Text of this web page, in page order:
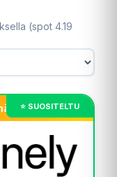
(spot 4.19
12 kk!